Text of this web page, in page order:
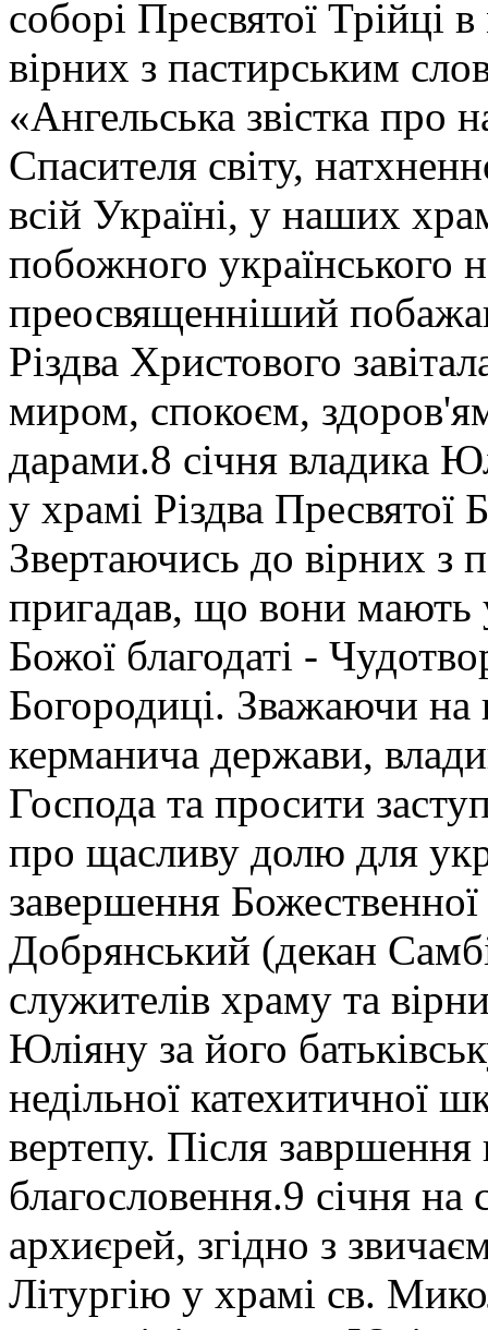
соборі Пресвятої Трійці
вірних з пастирським
«Ангельська звістка
Спасителя світу,
всій Україні, у наших
побожного українського
преосвященніший
Різдва Христового
миром, спокоєм,
дарами.8 січня владика
у храмі Різдва
Звертаючись до вірних з
пригадав, що вони мають
Божої благодаті -
Богородиці. Зважаючи
керманича держави,
Господа та просити
про щасливу долю для
завершення Божественної
Добрянський (декан
служителів храму та
Юліяну за його
недільної катехитичної
вертепу. Після завршення
благословення.9 січня
архиєрей, згідно з
Літургію у храмі св.